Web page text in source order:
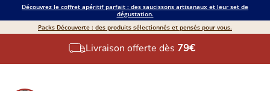
Découvrez le coffret apéritif parfait : des saucissons artisanaux et leur set de
dégustation.
Packs Découverte : des produits sélectionnés et pensés pour vous.
Livraison offerte dès 79€